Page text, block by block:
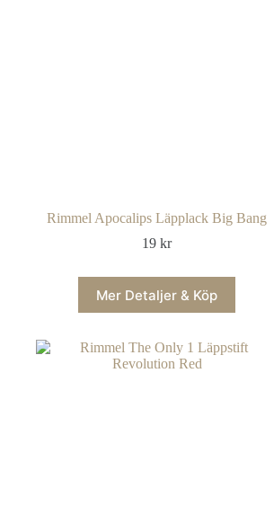
Rimmel Apocalips Läpplack Big Bang
19kr
Mer Detaljer & Köp